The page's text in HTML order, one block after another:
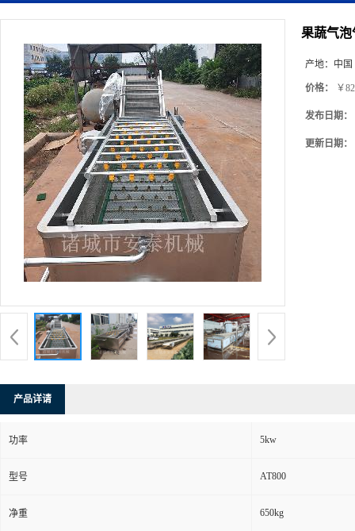
果蔬气
产地： 中国
价格： ￥
发布日期：
更新日期：
产品详请
功率 5kw
型号 AT800
净重 650kg